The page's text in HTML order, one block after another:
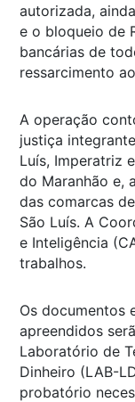
autorizada,
e o bloqueio de
bancárias de
ressarcimento
A operação
justiça
Luís, Imperatriz
do Maranhão e,
das comarcas
São Luís. A
e Inteligência
trabalhos.
Os documentos
apreendidos
Laboratório de
Dinheiro (LAB-
probatório